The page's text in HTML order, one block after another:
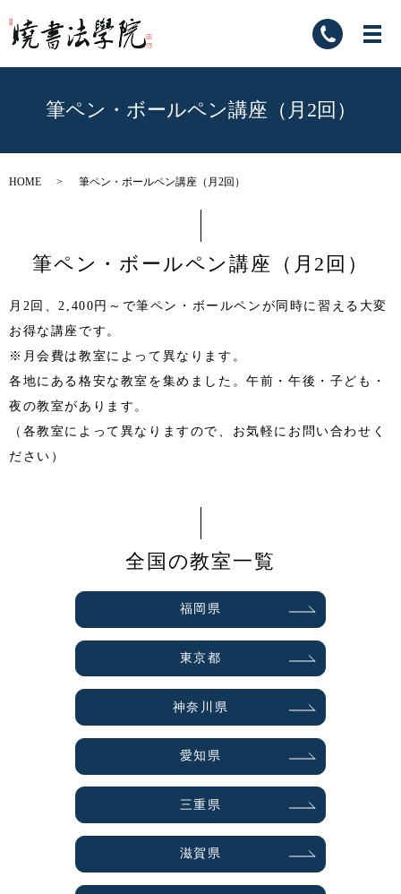
筆ペン・ボールペン講座（月2回）
HOME 筆ペン・ボールペン講座（月2回）
筆ペン・ボールペン講座（月2回）
月2回、2,400円～で筆ペン・ボールペンが同時に習える大変
お得な講座です。
※月会費は教室によって異なります。
各地にある格安な教室を集めました。午前・午後・子ども・
夜の教室があります。
（各教室によって異なりますので、お気軽にお問い合わせく
ださい）
全国の教室一覧
福岡県
東京都
神奈川県
愛知県
三重県
滋賀県